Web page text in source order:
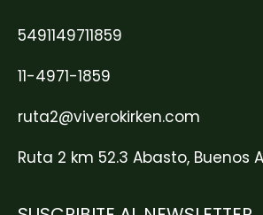
5491149711859
11-4971-1859
ruta2@viverokirken.com
Ruta 2 km 52.3 Abasto, Buenos